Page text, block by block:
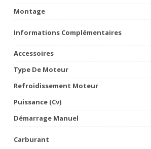
Montage
Informations Complémentaires
Accessoires
Type De Moteur
Refroidissement Moteur
Puissance (Cv)
Démarrage Manuel
Carburant